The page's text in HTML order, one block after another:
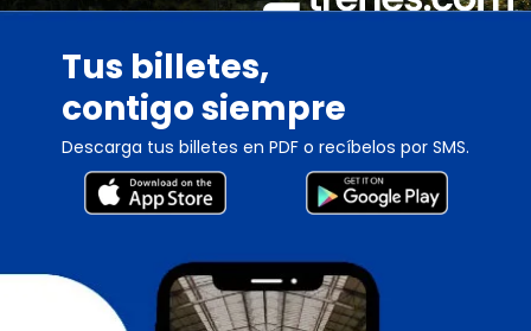
Tus billetes,
contigo siempre
Descarga tus billetes en PDF o recíbelos por SMS.